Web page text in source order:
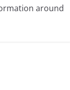
around